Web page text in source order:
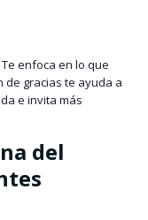
enfoca en lo que
de gracias te ayuda a
e invita más
del